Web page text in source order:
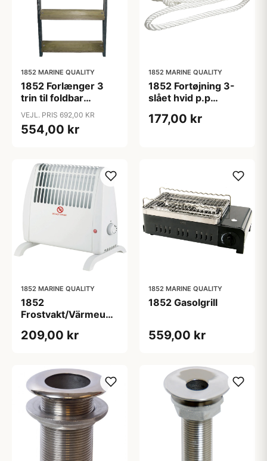
1852 MARINE QUALITY
1852 Forlænger 3
trin til foldbar
brostige
VEJL. PRIS 692,00 KR
554,00 kr
1852 MARINE QUALITY
1852 Fortøjning 3-
slået hvid p.p
177,00 kr
1852 MARINE QUALITY
1852
Frostvakt/Värmeugn
termostat
209,00 kr
1852 MARINE QUALITY
1852 Gasolgrill
559,00 kr